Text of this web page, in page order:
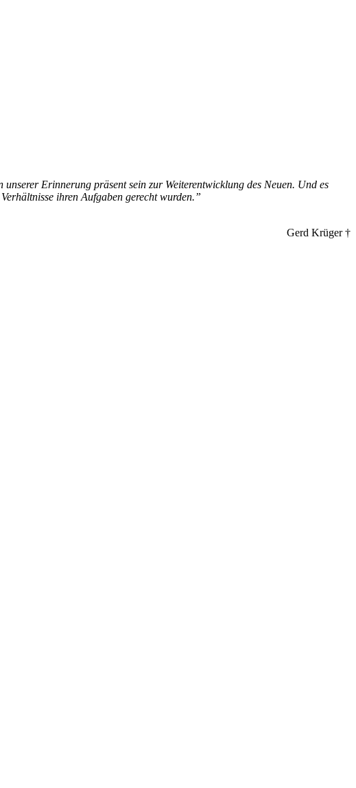
Erinnerung präsent sein zur Weiterentwicklung des Neuen. Und es
ihren Aufgaben gerecht wurden.”
Gerd Krüger †